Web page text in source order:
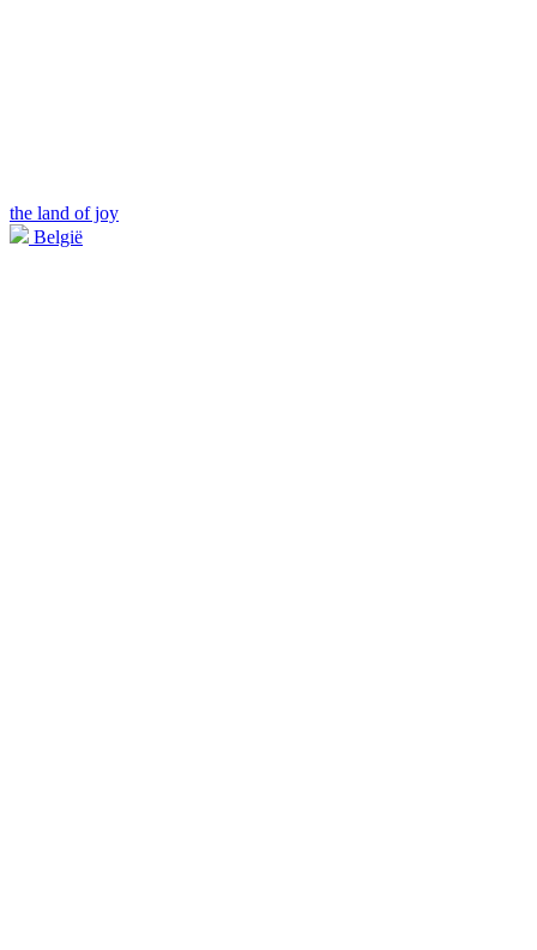
the land of joy
België